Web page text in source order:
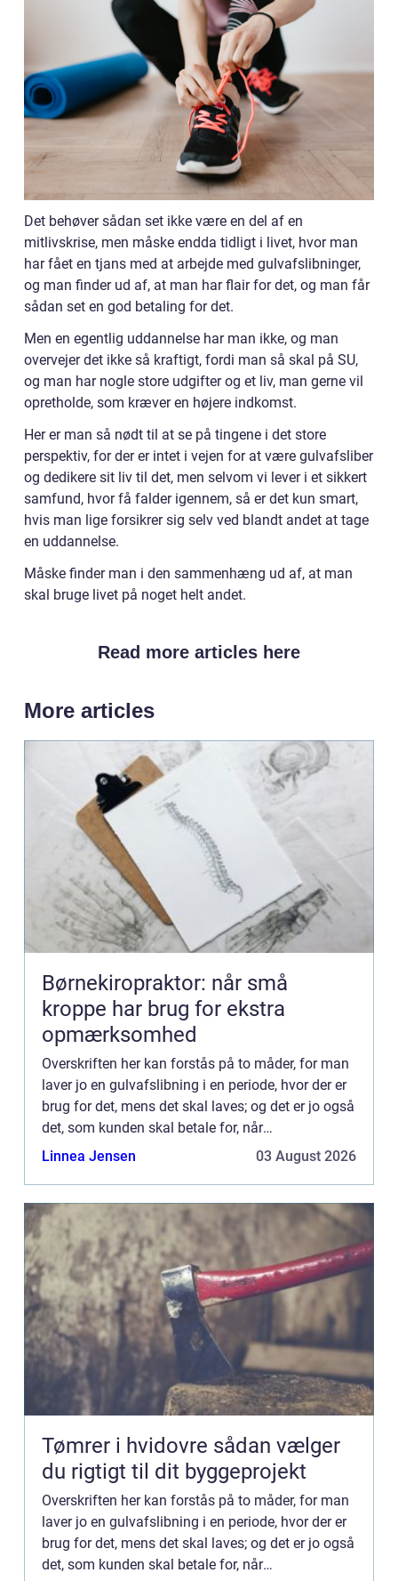
Det behøver sådan set ikke være en del af en
mitlivskrise, men måske endda tidligt i livet, hvor man
har fået en tjans med at arbejde med gulvafslibninger,
og man finder ud af, at man har flair for det, og man får
sådan set en god betaling for det.
Men en egentlig uddannelse har man ikke, og man
overvejer det ikke så kraftigt, fordi man så skal på SU,
og man har nogle store udgifter og et liv, man gerne vil
opretholde, som kræver en højere indkomst.
Her er man så nødt til at se på tingene i det store
perspektiv, for der er intet i vejen for at være gulvafsliber
og dedikere sit liv til det, men selvom vi lever i et sikkert
samfund, hvor få falder igennem, så er det kun smart,
hvis man lige forsikrer sig selv ved blandt andet at tage
en uddannelse.
Måske finder man i den sammenhæng ud af, at man
skal bruge livet på noget helt andet.
Read more articles here
More articles
Børnekiropraktor: når små
kroppe har brug for ekstra
opmærksomhed
Overskriften her kan forstås på to måder, for man
laver jo en gulvafslibning i en periode, hvor der er
brug for det, mens det skal laves; og det er jo også
det, som kunden skal betale for, når
vedkommende er tilfreds med...
Linnea Jensen 03 August 2026
Tømrer i hvidovre sådan vælger
du rigtigt til dit byggeprojekt
Overskriften her kan forstås på to måder, for man
laver jo en gulvafslibning i en periode, hvor der er
brug for det, mens det skal laves; og det er jo også
det, som kunden skal betale for, når